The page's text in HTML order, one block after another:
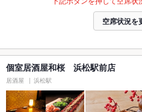
空席状況を
個室居酒屋和桜 浜松駅前店
居酒屋 浜松駅